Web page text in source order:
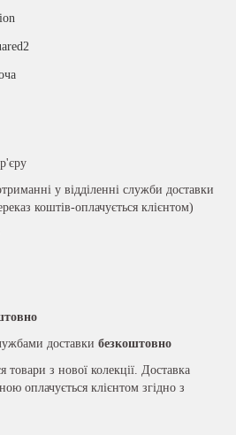
у відділенні служби доставки
коштів-оплачується клієнтом)
доставки безкоштовно
товари з нової колекції. Доставка
оплачується клієнтом згідно з